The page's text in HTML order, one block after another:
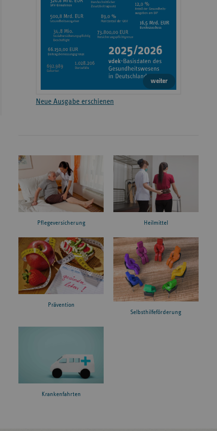
weiter
Neue Ausgabe erschienen
Pflegeversicherung Heilmittel
Prävention
Selbsthilfeförderung
Krankenfahrten